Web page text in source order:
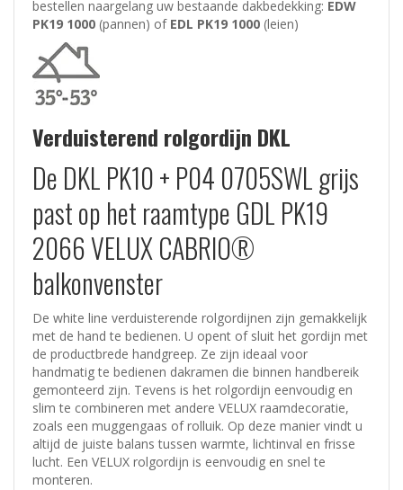
bestellen naargelang uw bestaande dakbedekking: EDW
PK19 1000 (pannen) of EDL PK19 1000 (leien)
Verduisterend rolgordijn DKL
De DKL PK10 + P04 0705SWL grijs
past op het raamtype GDL PK19
2066 VELUX CABRIO®
balkonvenster
De white line verduisterende rolgordijnen zijn gemakkelijk
met de hand te bedienen. U opent of sluit het gordijn met
de productbrede handgreep. Ze zijn ideaal voor
handmatig te bedienen dakramen die binnen handbereik
gemonteerd zijn. Tevens is het rolgordijn eenvoudig en
slim te combineren met andere VELUX raamdecoratie,
zoals een muggengaas of rolluik. Op deze manier vindt u
altijd de juiste balans tussen warmte, lichtinval en frisse
lucht. Een VELUX rolgordijn is eenvoudig en snel te
monteren.